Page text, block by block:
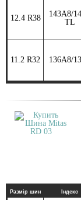
12.4 R38
143A8/
TL
11.2 R32 136A8/
Размір шин Індекс